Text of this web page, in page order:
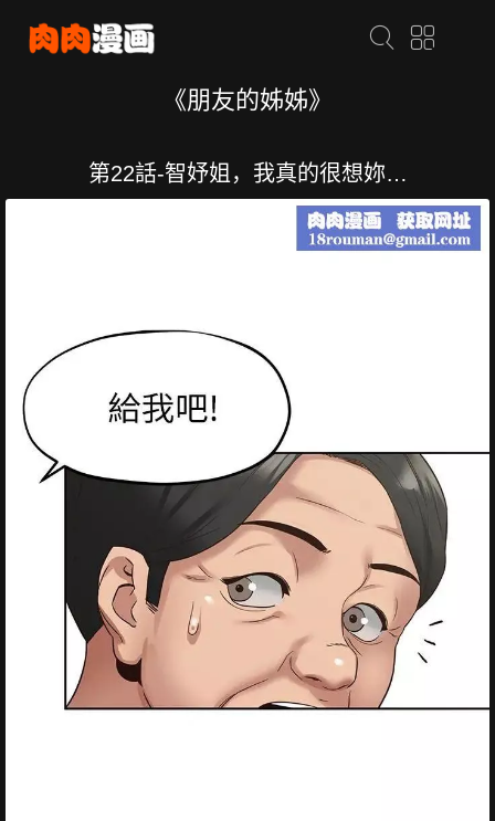
《朋友的姊姊》
第22話-智妤姐，我真的很想妳…